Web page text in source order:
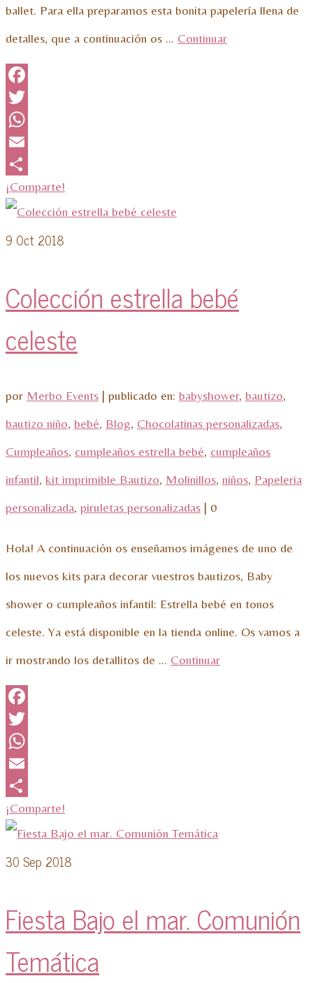
ballet. Para ella preparamos esta bonita papelería llena de
detalles, que a continuación os … Continuar
Facebook
Twitter
WhatsApp
Email
¡Comparte!
9 Oct 2018
Colección estrella bebé
celeste
por Merbo Events | publicado en: babyshower, bautizo,
bautizo niño, bebé, Blog, Chocolatinas personalizadas,
Cumpleaños, cumpleaños estrella bebé, cumpleaños
infantil, kit imprimible Bautizo, Molinillos, niños, Papeleria
personalizada, piruletas personalizadas | 0
Hola! A continuación os enseñamos imágenes de uno de
los nuevos kits para decorar vuestros bautizos, Baby
shower o cumpleaños infantil: Estrella bebé en tonos
celeste. Ya está disponible en la tienda online. Os vamos a
ir mostrando los detallitos de … Continuar
Facebook
Twitter
WhatsApp
Email
¡Comparte!
30 Sep 2018
Fiesta Bajo el mar. Comunión
Temática